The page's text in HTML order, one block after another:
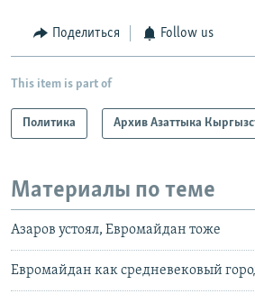
Поделиться Follow us
This item is part of
Политика Архив Азаттыка
Материалы по теме
Азаров устоял, Евромайдан тоже
Евромайдан как средневековый